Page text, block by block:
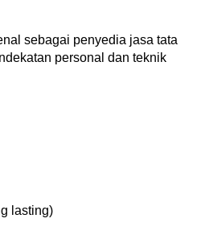
sebagai penyedia jasa tata
personal dan teknik
lasting)